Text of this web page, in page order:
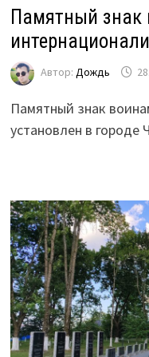
Памятный знак
Автор: Дождь
Памятный знак
установлен в городе